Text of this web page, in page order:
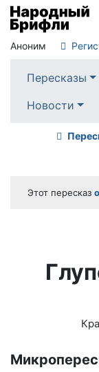
Аноним
Пересказы
Новости
Этот пересказ